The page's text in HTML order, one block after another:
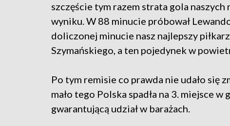
szczęście tym razem strata gola naszych
wyniku. W 88 minucie próbował
doliczonej minucie nasz najlepszy
Szymańskiego, a ten pojedynek w
Po tym remisie co prawda nie udało się
mało tego Polska spadła na 3. miejsce
gwarantującą udział w barażach.